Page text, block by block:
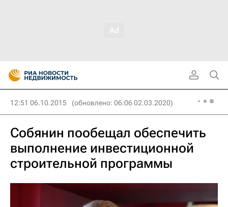
12:51 06.10.2015 (обновлено: 06:06 02.03.2020)
Собянин пообещал обеспечить
выполнение инвестиционной
строительной программы